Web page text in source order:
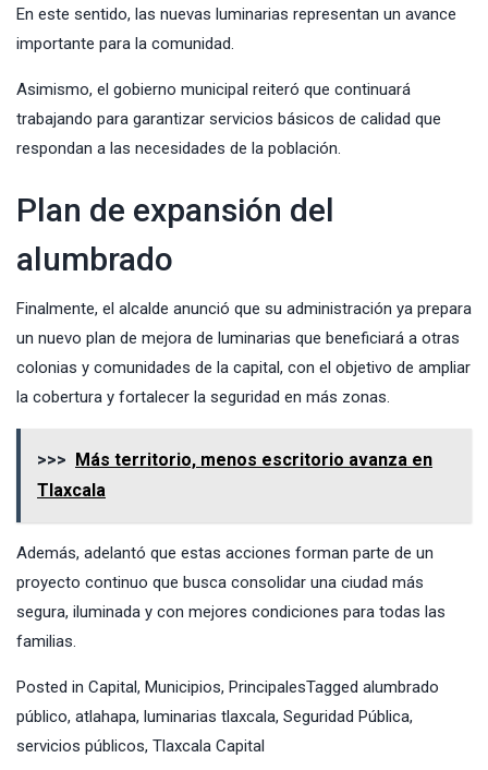
En este sentido, las nuevas luminarias representan un avance
importante para la comunidad.
Asimismo, el gobierno municipal reiteró que continuará
trabajando para garantizar servicios básicos de calidad que
respondan a las necesidades de la población.
Plan de expansión del
alumbrado
Finalmente, el alcalde anunció que su administración ya prepara
un nuevo plan de mejora de luminarias que beneficiará a otras
colonias y comunidades de la capital, con el objetivo de ampliar
la cobertura y fortalecer la seguridad en más zonas.
>>> Más territorio, menos escritorio avanza en
Tlaxcala
Además, adelantó que estas acciones forman parte de un
proyecto continuo que busca consolidar una ciudad más
segura, iluminada y con mejores condiciones para todas las
familias.
Posted in Capital, Municipios, PrincipalesTagged alumbrado
público, atlahapa, luminarias tlaxcala, Seguridad Pública,
servicios públicos, Tlaxcala Capital